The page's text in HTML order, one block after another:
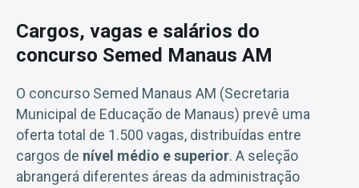
Cargos, vagas e salários do
concurso Semed Manaus AM
O concurso Semed Manaus AM (Secretaria
Municipal de Educação de Manaus) prevê uma
oferta total de 1.500 vagas, distribuídas entre
cargos de nível médio e superior. A seleção
abrangerá diferentes áreas da administração